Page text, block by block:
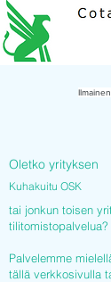
Oletko yrityksen
tai jonkun toisen
tilitomistopalvelua?
Palvelemme
tällä verkkosivulla
Kuhakuitu OSK